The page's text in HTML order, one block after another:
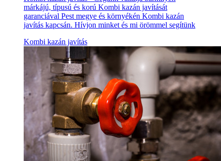
márkájú, típusú és korú Kombi kazán javítását
garanciával Pest megye és környékén Kombi kazán
javítás kapcsán. Hívjon minket és mi örömmel segítünk
Kombi kazán javítás